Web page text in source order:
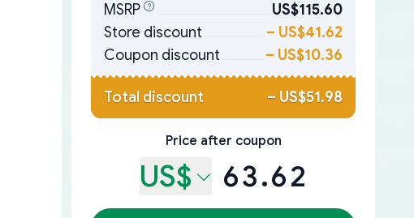
MSRP
US$115.60
Store discount
– US$41.62
Coupon discount
– US$10.36
Total discount – US$51.98
Price after coupon
US$ 63.62